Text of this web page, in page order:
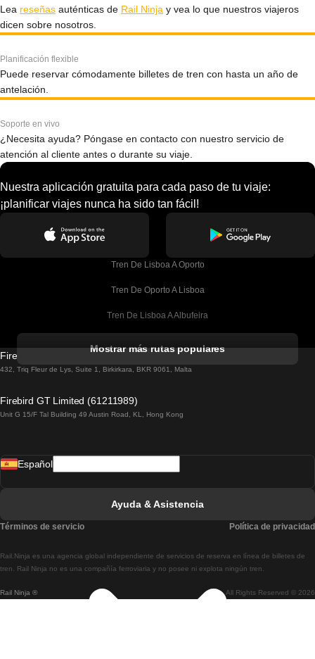
Lea reseñas auténticas de Rail Ninja y vea lo que nuestros viajeros
dicen sobre nosotros.
Planificación flexible
Puede reservar cómodamente billetes de tren con hasta un año de
antelación.
Soporte en vivo
¿Necesita ayuda? Póngase en contacto con nuestro servicio de
atención al cliente antes o durante su viaje.
Nuestra aplicación gratuita para cada paso de tu viaje:
¡planificar viajes nunca ha sido tan fácil!
Tren De Lisboa A Oporto
Tren De Oporto A Lisboa
Tren De Lisboa A Albufeira
Tren De Lisboa A Lagos
Tren De Lisboa A Madrid
Tren De Lisboa A Braga
Tren De Braga A Lisboa
Mostrar más rutas populares
Firebird GT Limited (OC 1451)
432, Triq Fleur de Lys, Suite 1, Birkirkara, BKR 9061, Malta
Firebird GT Limited (61211989)
Unit G 15/F Tal Building 49 Austin Road, KL, Hong Kong
Rail Ninja ® All Rights Reserved © 2026
Rail.Ninja es una agencia global independiente de servicios de reserva en línea de billetes de
tren. Rail Ninja no es una compañía ferroviaria y no posee ni explota ningún tren.
Español
Ayuda & Asistencia
Términos de servicio Política de privacidad